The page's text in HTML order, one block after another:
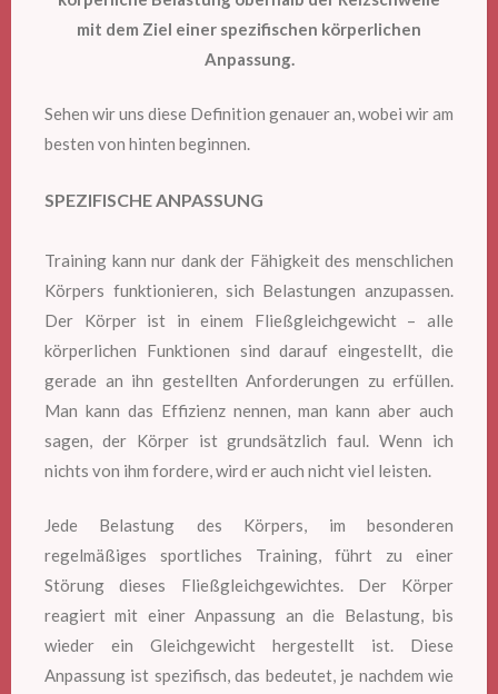
mit dem Ziel einer spezifischen körperlichen
Anpassung.
Sehen wir uns diese Definition genauer an, wobei wir am
besten von hinten beginnen.
SPEZIFISCHE ANPASSUNG
Training kann nur dank der Fähigkeit des menschlichen
Körpers funktionieren, sich Belastungen anzupassen.
Der Körper ist in einem Fließgleichgewicht – alle
körperlichen Funktionen sind darauf eingestellt, die
gerade an ihn gestellten Anforderungen zu erfüllen.
Man kann das Effizienz nennen, man kann aber auch
sagen, der Körper ist grundsätzlich faul. Wenn ich
nichts von ihm fordere, wird er auch nicht viel leisten.
Jede Belastung des Körpers, im besonderen
regelmäßiges sportliches Training, führt zu einer
Störung dieses Fließgleichgewichtes. Der Körper
reagiert mit einer Anpassung an die Belastung, bis
wieder ein Gleichgewicht hergestellt ist. Diese
Anpassung ist spezifisch, das bedeutet, je nachdem wie